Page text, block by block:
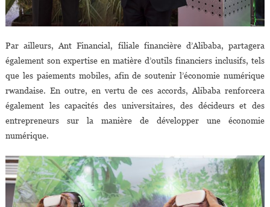
Par ailleurs, Ant Financial, filiale financière d’Alibaba, partagera
également son expertise en matière d’outils financiers inclusifs, tels
que les paiements mobiles, afin de soutenir l’économie numérique
rwandaise. En outre, en vertu de ces accords, Alibaba renforcera
également les capacités des universitaires, des décideurs et des
entrepreneurs sur la manière de développer une économie
numérique.